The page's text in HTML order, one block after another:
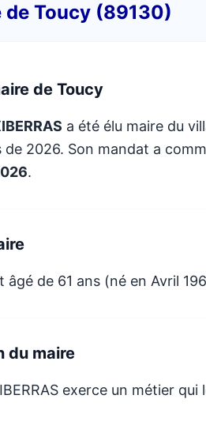
de Toucy (89130)
de Toucy
a été élu maire du
de 2026. Son mandat a
.
âgé de 61 ans (né en Avril
du maire
exerce un métier